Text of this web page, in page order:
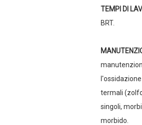
TEMPI DI
BRT.
termali
singoli,
morbido.